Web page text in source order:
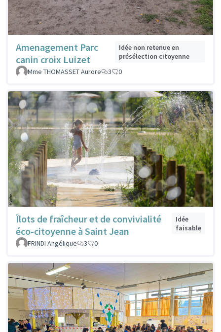
Amenagement Parc
canin croix Luizet
Idée non retenue en
présélection citoyenne
Mme THOMASSET Aurore
3 0
Îlots de fraîcheur et de convivialité
éco-citoyenne à Saint Jean
Idée
faisable
FRINDI Angélique
3 0